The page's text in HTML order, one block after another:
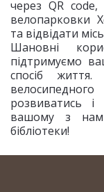
через QR
велопарковки
та відвідати
Шановні
підтримуємо
спосіб
розвиватись
вашому з
бібліотеки!